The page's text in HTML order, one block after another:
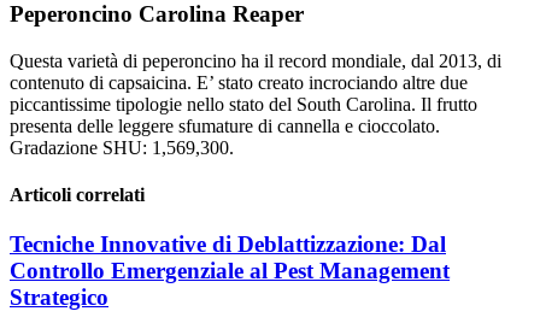
Peperoncino Carolina Reaper
Questa varietà di peperoncino ha il record mondiale, dal 2013, di
contenuto di capsaicina. E’ stato creato incrociando altre due
piccantissime tipologie nello stato del South Carolina. Il frutto
presenta delle leggere sfumature di cannella e cioccolato.
Gradazione SHU: 1,569,300.
Articoli correlati
Tecniche Innovative di Deblattizzazione: Dal
Controllo Emergenziale al Pest Management
Strategico